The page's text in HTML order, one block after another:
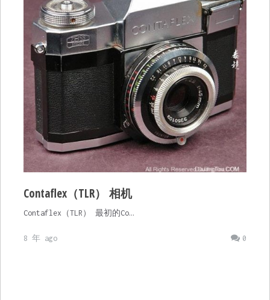
Contaflex（TLR） 相机
Contaflex（TLR） 最初的Co…
0
8 年 ago